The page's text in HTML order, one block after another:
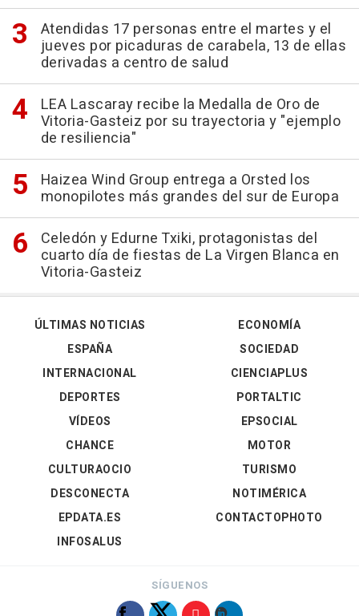
Atendidas 17 personas entre el martes y el
jueves por picaduras de carabela, 13 de ellas
derivadas a centro de salud
LEA Lascaray recibe la Medalla de Oro de
Vitoria-Gasteiz por su trayectoria y "ejemplo
de resiliencia"
Haizea Wind Group entrega a Orsted los
monopilotes más grandes del sur de Europa
Celedón y Edurne Txiki, protagonistas del
cuarto día de fiestas de La Virgen Blanca en
Vitoria-Gasteiz
ÚLTIMAS NOTICIAS
ESPAÑA
INTERNACIONAL
DEPORTES
VÍDEOS
ECONOMÍA
SOCIEDAD
CIENCIAPLUS
PORTALTIC
EPSOCIAL
CHANCE
CULTURAOCIO
DESCONECTA
EPDATA.ES
INFOSALUS
MOTOR
TURISMO
NOTIMÉRICA
CONTACTOPHOTO
SÍGUENOS